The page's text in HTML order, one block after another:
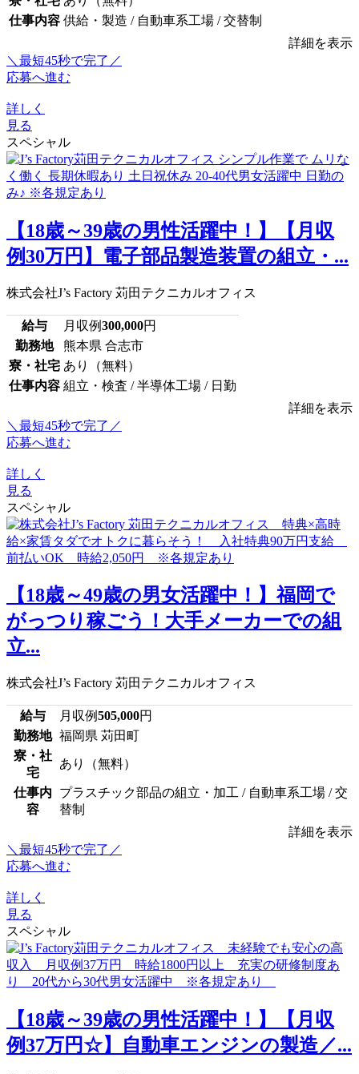
仕事内容 供給・製造 / 自動車系工場 / 交替制
詳細を表示
＼最短45秒で完了／
応募へ進む
詳しく
見る
スペシャル
【18歳～39歳の男性活躍中！】【月収
例30万円】電子部品製造装置の組立・...
株式会社J’s Factory 苅田テクニカルオフィス
給与 月収例300,000円
勤務地
熊本県 合志市
寮・社宅 あり（無料）
仕事内容 組立・検査 / 半導体工場 / 日勤
詳細を表示
＼最短45秒で完了／
応募へ進む
詳しく
見る
スペシャル
【18歳～49歳の男女活躍中！】福岡で
がっつり稼ごう！大手メーカーでの組
立...
株式会社J’s Factory 苅田テクニカルオフィス
給与 月収例505,000円
勤務地 福岡県 苅田町
寮・社
宅
あり（無料）
仕事内
容
プラスチック部品の組立・加工 / 自動車系工場 / 交
替制
詳細を表示
＼最短45秒で完了／
応募へ進む
詳しく
見る
スペシャル
【18歳～39歳の男性活躍中！】【月収
例37万円☆】自動車エンジンの製造／...